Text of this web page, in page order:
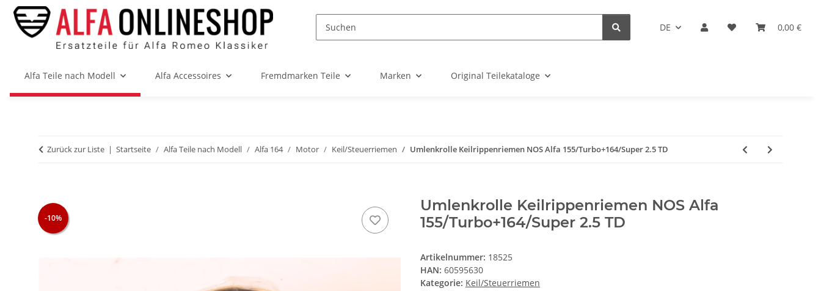
DE 0,00 €
Alfa Teile nach Modell Alfa Accessoires Fremdmarken Teile Marken Original Teilekataloge
Zurück zur Liste Startseite Alfa Teile nach Modell Alfa 164 Motor Keil/Steuerriemen Umlenkrolle Keilrippenriemen NOS Alfa 155/Turbo+164/Super 2.5 TD
-10%
Umlenkrolle Keilrippenriemen NOS Alfa
155/Turbo+164/Super 2.5 TD
Artikelnummer: 18525
HAN: 60595630
Kategorie: Keil/Steuerriemen